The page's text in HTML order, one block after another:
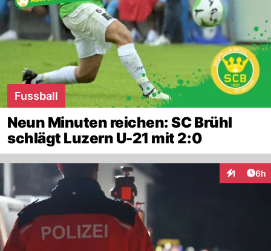
Fussball
Neun Minuten reichen: SC Brühl
schlägt Luzern U-21 mit 2:0
1 6h